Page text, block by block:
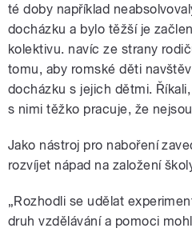
té doby například
docházku a bylo těžší je
kolektivu. navíc ze strany
tomu, aby romské děti
docházku s jejich dětmi.
s nimi těžko pracuje, že
Jako nástroj pro naboření
rozvíjet nápad na založení
„Rozhodli se udělat
druh vzdělávání a pomoci